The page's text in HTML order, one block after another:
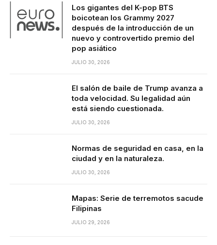
Los gigantes del K-pop BTS
boicotean los Grammy 2027
después de la introducción de un
nuevo y controvertido premio del
pop asiático
JULIO 30, 2026
El salón de baile de Trump avanza a
toda velocidad. Su legalidad aún
está siendo cuestionada.
JULIO 30, 2026
Normas de seguridad en casa, en la
ciudad y en la naturaleza.
JULIO 30, 2026
Mapas: Serie de terremotos sacude
Filipinas
JULIO 29, 2026